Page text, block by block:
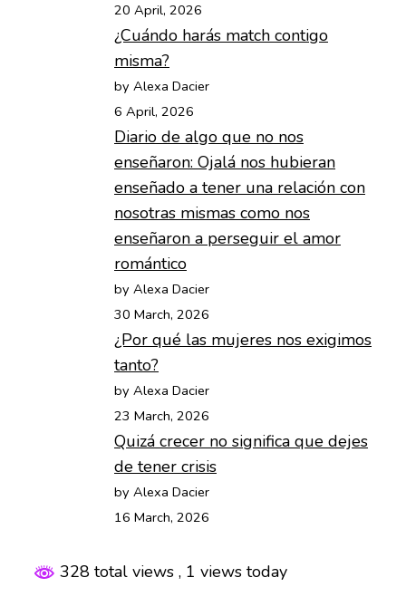
20 April, 2026
¿Cuándo harás match contigo
misma?
by Alexa Dacier
6 April, 2026
Diario de algo que no nos
enseñaron: Ojalá nos hubieran
enseñado a tener una relación con
nosotras mismas como nos
enseñaron a perseguir el amor
romántico
by Alexa Dacier
30 March, 2026
¿Por qué las mujeres nos exigimos
tanto?
by Alexa Dacier
23 March, 2026
Quizá crecer no significa que dejes
de tener crisis
by Alexa Dacier
16 March, 2026
328 total views , 1 views today